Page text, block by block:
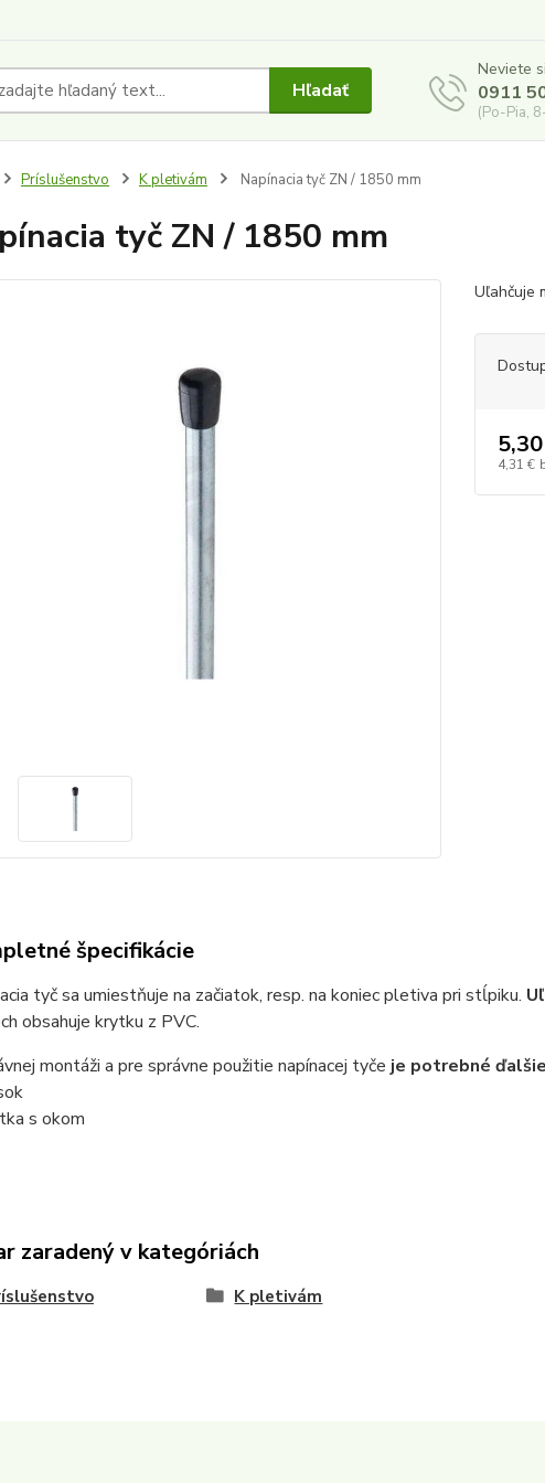
Hľadať
Neviete
0911
(Po-Pia,
Príslušenstvo K pletivám Napínacia tyč ZN / 1850 mm
tyč ZN / 1850 mm
Uľahčuje
4,31 €
špecifikácie
tyč sa umiestňuje na začiatok, resp. na koniec pletiva pri stĺpiku.
obsahuje krytku z PVC.
montáži a pre správne použitie napínacej tyče je potrebné
s okom
zaradený v kategóriách
K pletivám